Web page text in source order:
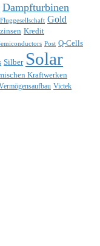
Dampfturbinen
Fluggesellschaft Gold
Kredit
Post Q-Cells
Silber Solar
Kraftwerken
Victek